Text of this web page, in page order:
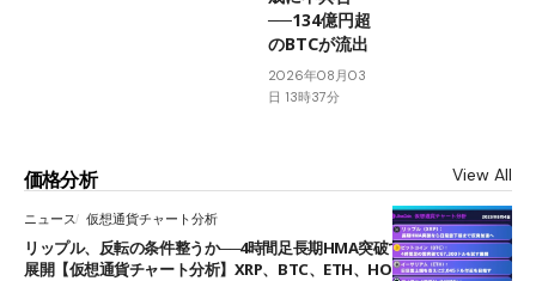
──134億円超
のBTCが流出
2026年08月03
日 13時37分
価格分析 View All
ニュース 仮想通貨チャート分析
リップル、反転の条件整うか──4時間足長期HMA突破で雲下端を目指す
展開【仮想通貨チャート分析】XRP、BTC、ETH、HOME